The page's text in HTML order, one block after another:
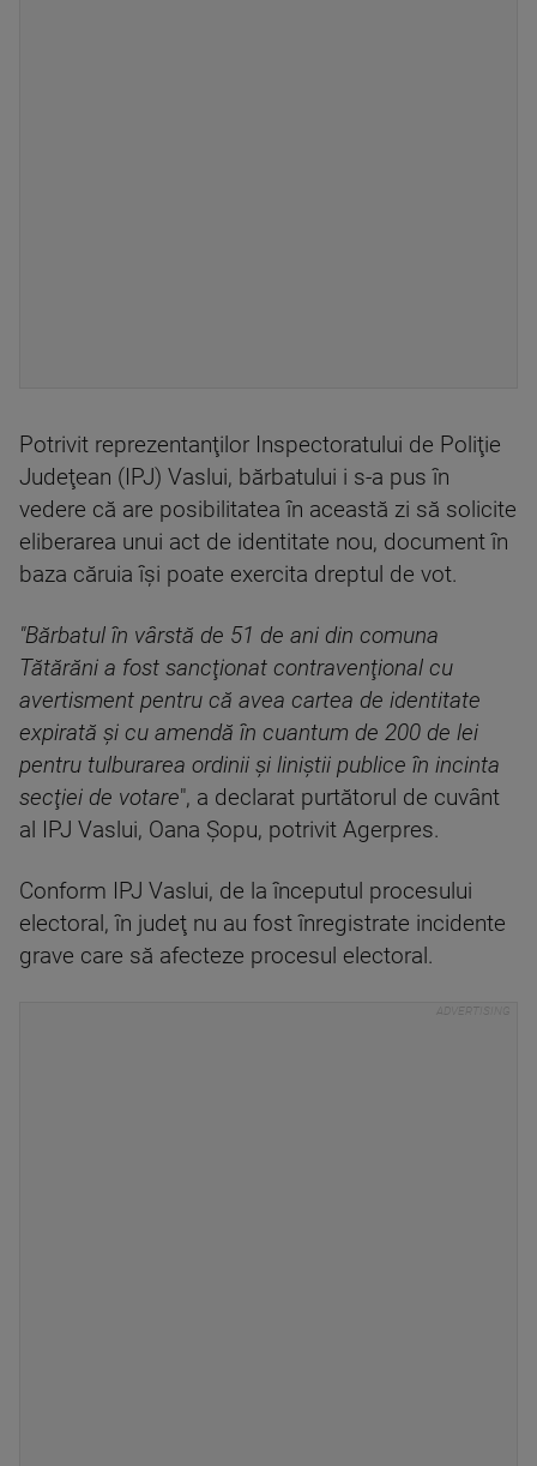
Potrivit reprezentanţilor Inspectoratului de Poliţie
Judeţean (IPJ) Vaslui, bărbatului i s-a pus în
vedere că are posibilitatea în această zi să solicite
eliberarea unui act de identitate nou, document în
baza căruia îşi poate exercita dreptul de vot.
"Bărbatul în vârstă de 51 de ani din comuna
Tătărăni a fost sancţionat contravenţional cu
avertisment pentru că avea cartea de identitate
expirată şi cu amendă în cuantum de 200 de lei
pentru tulburarea ordinii şi liniştii publice în incinta
secţiei de votare", a declarat purtătorul de cuvânt
al IPJ Vaslui, Oana Şopu, potrivit Agerpres.
Conform IPJ Vaslui, de la începutul procesului
electoral, în judeţ nu au fost înregistrate incidente
grave care să afecteze procesul electoral.